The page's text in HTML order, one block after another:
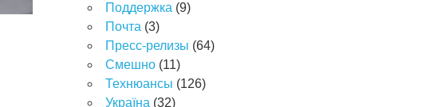
Поддержка (9)
Почта (3)
Пресс-релизы (64)
Смешно (11)
Технюансы (126)
Україна (32)